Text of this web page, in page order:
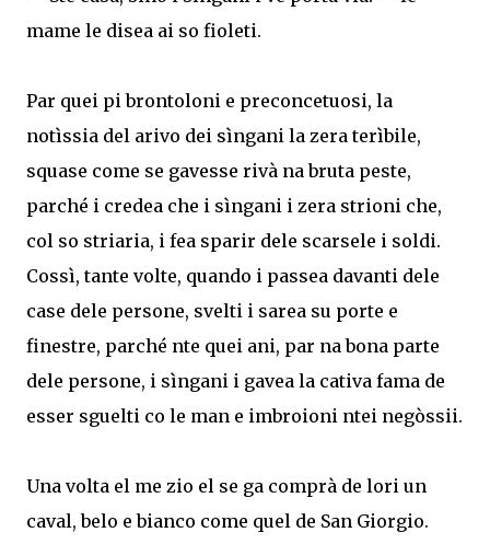
mame le disea ai so fioleti.
Par quei pi brontoloni e preconcetuosi, la
notìssia del arivo dei sìngani la zera terìbile,
squase come se gavesse rivà na bruta peste,
parché i credea che i sìngani i zera strioni che,
col so striaria, i fea sparir dele scarsele i soldi.
Cossì, tante volte, quando i passea davanti dele
case dele persone, svelti i sarea su porte e
finestre, parché nte quei ani, par na bona parte
dele persone, i sìngani i gavea la cativa fama de
esser sguelti co le man e imbroioni ntei negòssii.
Una volta el me zio el se ga comprà de lori un
caval, belo e bianco come quel de San Giorgio.